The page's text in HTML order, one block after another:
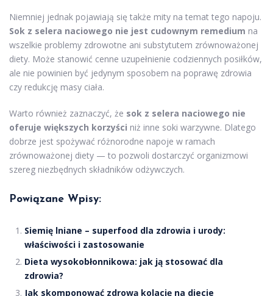
Niemniej jednak pojawiają się także mity na temat tego napoju.
Sok z selera naciowego nie jest cudownym remedium na
wszelkie problemy zdrowotne ani substytutem zrównoważonej
diety. Może stanowić cenne uzupełnienie codziennych posiłków,
ale nie powinien być jedynym sposobem na poprawę zdrowia
czy redukcję masy ciała.
Warto również zaznaczyć, że sok z selera naciowego nie
oferuje większych korzyści niż inne soki warzywne. Dlatego
dobrze jest spożywać różnorodne napoje w ramach
zrównoważonej diety — to pozwoli dostarczyć organizmowi
szereg niezbędnych składników odżywczych.
Powiązane Wpisy:
Siemię lniane – superfood dla zdrowia i urody:
właściwości i zastosowanie
Dieta wysokobłonnikowa: jak ją stosować dla
zdrowia?
Jak skomponować zdrową kolację na diecie